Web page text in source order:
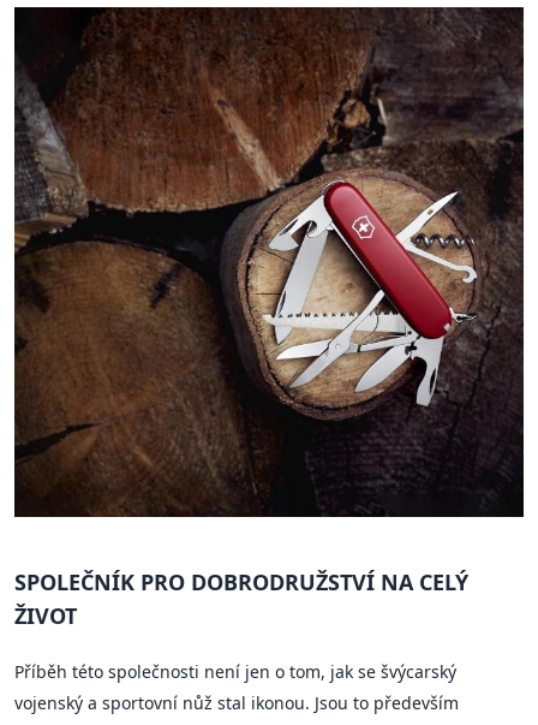
SPOLEČNÍK PRO DOBRODRUŽSTVÍ NA CELÝ
ŽIVOT
Příběh této společnosti není jen o tom, jak se švýcarský
vojenský a sportovní nůž stal ikonou. Jsou to především